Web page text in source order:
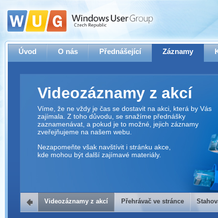
Úvod O nás Přednášející Záznamy
Videozáznamy z akcí
Víme, že ne vždy je čas se dostavit na akci, která by Vás
zajímala. Z toho důvodu, se snažíme přednášky
zaznamenávat, a pokud je to možné, jejich záznamy
zveřejňujeme na našem webu.
Nezapomeňte však navštívit i stránku akce,
kde mohou být další zajímavé materiály.
Přehrávač ve stránce
Videozáznamy z akcí Přehrávač ve stránce